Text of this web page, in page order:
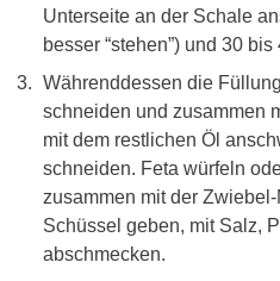
Unterseite an der Schale
besser “stehen”) und 30
Währenddessen die
schneiden und zusammen
mit dem restlichen Öl
schneiden. Feta würfeln
zusammen mit der
Schüssel geben, mit Salz,
abschmecken.